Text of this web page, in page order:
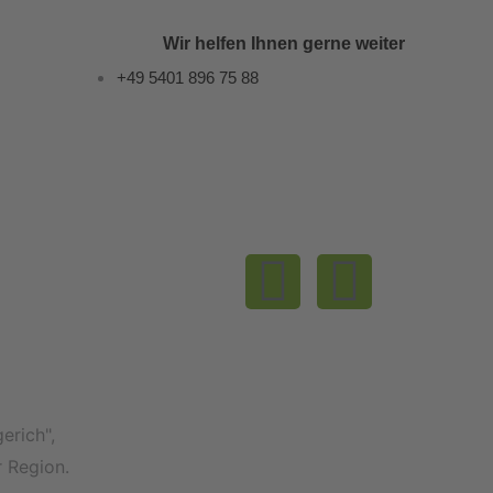
Wir helfen Ihnen gerne weiter
+49 5401 896 75 88
I
F